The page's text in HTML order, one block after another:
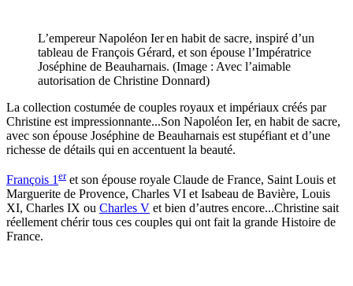
L’empereur Napoléon Ieren habit de sacre, inspiré d’un
tableau de François Gérard, et son épouse l’Impératrice
Joséphine de Beauharnais. (Image : Avec l’aimable
autorisation de Christine Donnard)
La collection costumée de couples royaux et impériaux créés par
Christine est impressionnante...Son Napoléon Ier, en habit de sacre,
avec son épouse Joséphine de Beauharnais est stupéfiant et d’une
richesse de détails qui en accentuent la beauté.
François 1eret son épouse royale Claude de France, Saint Louis et
Marguerite de Provence, Charles VI et Isabeau de Bavière, Louis
XI, Charles IX ou Charles V et bien d’autres encore...Christine sait
réellement chérir tous ces couples qui ont fait la grande Histoire de
France.